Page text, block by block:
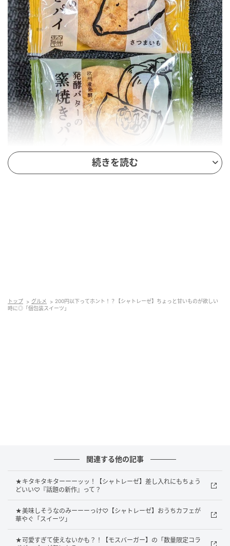
るよう。大人から子どもまで、年齢を問わず愛される
人気商品です。
続きを読む
トップ グルメ
200円以下ってホント！？【シャトレーゼ】ちょっと甘いものが欲しい
時に◎「個包装スイーツ」
関連する他の記事
★キタキタキターーーッッ！【シャトレーゼ】差し入れにもちょう
どいい♡『話題の新作』って？
★美味しそうなのみーーーっけ♡【シャトレーゼ】おうちカフェが
華やぐ「スイーツ」
★可愛すぎて使えないかも？！【モスバーガー】の「数量限定コラ